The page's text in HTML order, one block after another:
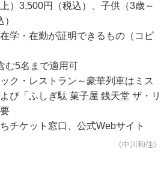
）3,500円（税込）、子供（3歳～
学・在勤が証明できるもの（コピ
む5名まで適用可
ク・レストラン～豪華列車はミス
び「ふしぎ駄 菓子屋 銭天堂 ザ・リ
チケット窓口、公式Webサイト
《中川和佳》